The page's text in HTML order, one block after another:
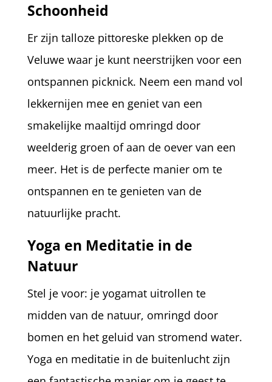
Schoonheid
Er zijn talloze pittoreske plekken op de
Veluwe waar je kunt neerstrijken voor een
ontspannen picknick. Neem een mand vol
lekkernijen mee en geniet van een
smakelijke maaltijd omringd door
weelderig groen of aan de oever van een
meer. Het is de perfecte manier om te
ontspannen en te genieten van de
natuurlijke pracht.
Yoga en Meditatie in de
Natuur
Stel je voor: je yogamat uitrollen te
midden van de natuur, omringd door
bomen en het geluid van stromend water.
Yoga en meditatie in de buitenlucht zijn